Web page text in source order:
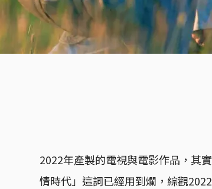
2022年產製的電視與電影作品，其
情時代」這詞已經用到爛，綜觀